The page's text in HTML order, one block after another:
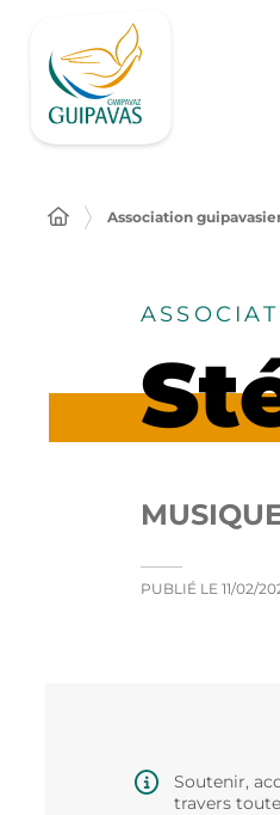
Association
PUBLIÉ LE 11/02/
Soutenir,
travers